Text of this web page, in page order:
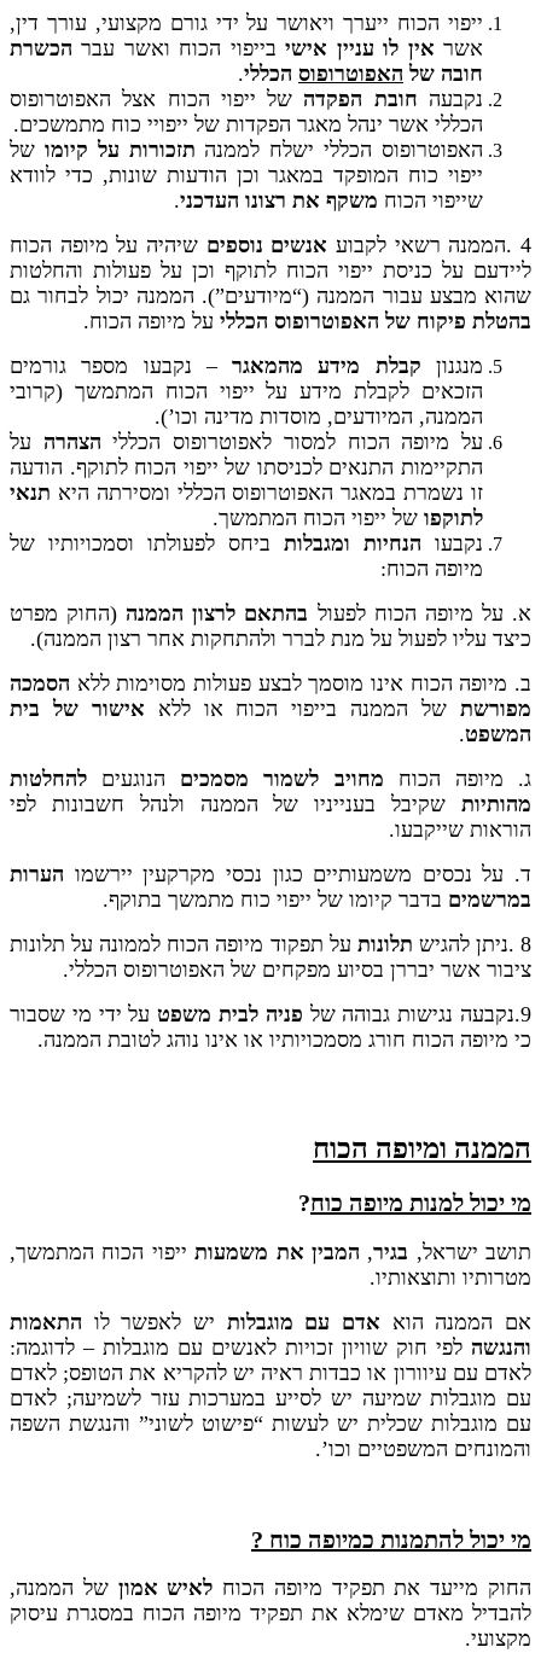
ייפוי הכוח ייערך ויאושר על ידי גורם מקצועי, עורך דין,
אשר אין לו עניין אישי בייפוי הכוח ואשר עבר הכשרת
חובה של האפוטרופוס הכללי.
נקבעה חובת הפקדה של ייפוי הכוח אצל האפוטרופוס
הכללי אשר ינהל מאגר הפקדות של ייפויי כוח מתמשכים.
האפוטרופוס הכללי ישלח לממנה תזכורות על קיומו של
ייפוי כוח המופקד במאגר וכן הודעות שונות, כדי לוודא
שייפוי הכוח משקף את רצונו העדכני.
4 .הממנה רשאי לקבוע
אנשים נוספים שיהיה על מיופה הכוח
ליידעם על כניסת ייפוי הכוח לתוקף וכן על פעולות והחלטות
שהוא מבצע עבור הממנה (“מיודעים”). הממנה יכול לבחור גם
בהטלת פיקוח של האפוטרופוס הכללי על מיופה הכוח.
מנגנוןקבלת מידע מהמאגר– נקבעו מספר גורמים
הזכאים לקבלת מידע על ייפוי הכוח המתמשך (קרובי
הממנה, המיודעים, מוסדות מדינה וכו’).
על מיופה הכוח למסור לאפוטרופוס הכללי הצהרה על
התקיימות התנאים לכניסתו של ייפוי הכוח לתוקף. הודעה
זו נשמרת במאגר האפוטרופוס הכללי ומסירתה היא תנאי
לתוקפו של ייפוי הכוח המתמשך.
נקבעו הנחיות ומגבלות ביחס לפעולתו וסמכויותיו של
מיופה הכוח:
א. על מיופה הכוח לפעול בהתאם לרצון הממנה (החוק מפרט
כיצד עליו לפעול על מנת לברר ולהתחקות אחר רצון הממנה).
ב. מיופה הכוח אינו מוסמך לבצע פעולות מסוימות ללא הסמכה
מפורשת של הממנה בייפוי הכוח או ללא אישור של בית
המשפט.
ג. מיופה הכוח מחויב לשמור מסמכים הנוגעים להחלטות
מהותיות שקיבל בענייניו של הממנה ולנהל חשבונות לפי
הוראות שייקבעו.
ד. על נכסים משמעותיים כגון נכסי מקרקעין יירשמו הערות
במרשמים בדבר קיומו של ייפוי כוח מתמשך בתוקף.
8 .ניתן להגיש
תלונות על תפקוד מיופה הכוח לממונה על תלונות
ציבור אשר יבררן בסיוע מפקחים של האפוטרופוס הכללי.
9.נקבעה נגישות גבוהה של
פניה לבית משפט על ידי מי שסבור
כי מיופה הכוח חורג מסמכויותיו או אינו נוהג לטובת הממנה.
הממנה ומיופה הכוח
מי יכול למנות מיופה כוח?
תושב ישראל, בגיר, המבין את משמעות ייפוי הכוח המתמשך,
מטרותיו ותוצאותיו.
אם הממנה הוא אדם עם מוגבלות יש לאפשר לו התאמות
והנגשה לפי חוק שוויון זכויות לאנשים עם מוגבלות – לדוגמה:
לאדם עם עיוורון או כבדות ראיה יש להקריא את הטופס; לאדם
עם מוגבלות שמיעה יש לסייע במערכות עזר לשמיעה; לאדם
עם מוגבלות שכלית יש לעשות “פישוט לשוני” והנגשת השפה
והמונחים המשפטיים וכו’.
מי יכול להתמנות כמיופה כוח ?
החוק מייעד את תפקיד מיופה הכוח לאיש אמון של הממנה,
להבדיל מאדם שימלא את תפקיד מיופה הכוח במסגרת עיסוק
מקצועי.